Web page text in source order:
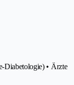
Diabetologie) • Ärzte